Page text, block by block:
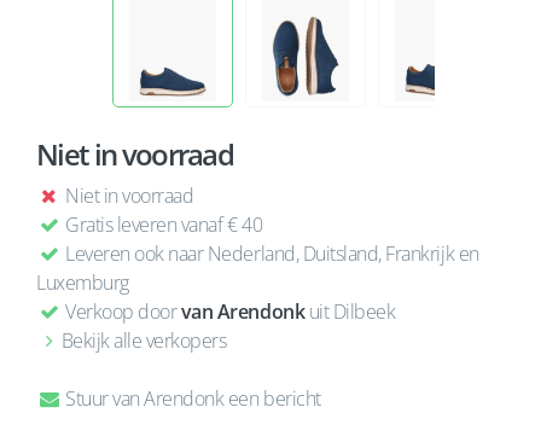
Niet in voorraad
Niet in voorraad
Gratis leveren vanaf € 40
Leveren ook naar Nederland, Duitsland, Frankrijk en
Luxemburg
Verkoop doorvan Arendonkuit Dilbeek
Bekijk alle verkopers
Stuur van Arendonk een bericht